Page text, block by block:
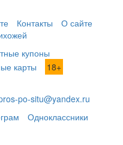
Контакты
О сайте
купоны
карты 18+
po-situ@yandex.ru
Одноклассники